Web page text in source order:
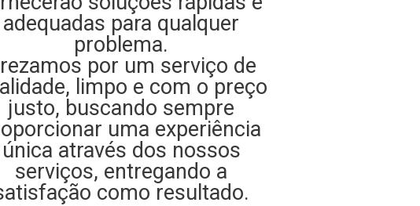
adequadas para qualquer
problema.
por um serviço de
limpo e com o preço
justo, buscando sempre
uma experiência
única através dos nossos
serviços, entregando a
como resultado.